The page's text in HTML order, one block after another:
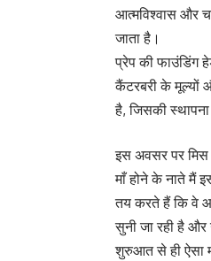
आत्मविश्वास और
जाता है।
प्रेप की फाउंडिंग
कैंटरबरी के मूल्यों
है, जिसकी
इस अवसर पर मिस
माँ होने के नाते मैं
तय करते हैं कि वे
सुनी जा रही है और
शुरुआत से ही ऐसा